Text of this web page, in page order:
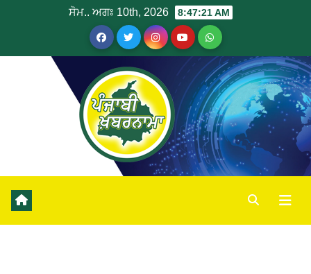
ਸੋਮ.. ਅਗਃ 10th, 2026 8:47:22 AM